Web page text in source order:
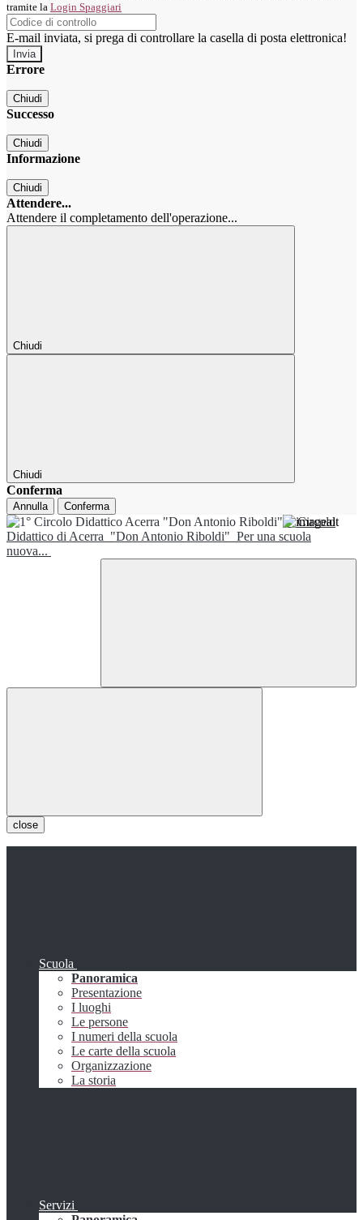
tramite la Login Spaggiari
E-mail inviata, si prega di controllare la casella di posta elettronica!
Errore
Chiudi
Successo
Chiudi
Informazione
Chiudi
Attendere...
Attendere il completamento dell'operazione...
Chiudi
Chiudi
Conferma
Annulla Conferma
1° Circolo
Didattico di Acerra "Don Antonio Riboldi" Per una scuola
nuova...
close
Scuola
Panoramica
Presentazione
I luoghi
Le persone
I numeri della scuola
Le carte della scuola
Organizzazione
La storia
Servizi